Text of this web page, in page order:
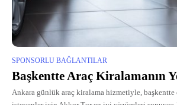
SPONSORLU BAĞLANTILAR
Başkentte Araç Kiralamanın
Ankara günlük araç kiralama hizmetiyle, başkentte